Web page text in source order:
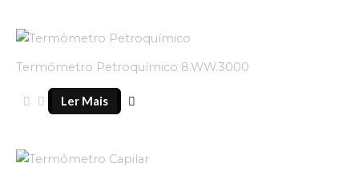
Termômetro Petroquímico 8.WW.3000
Ler Mais